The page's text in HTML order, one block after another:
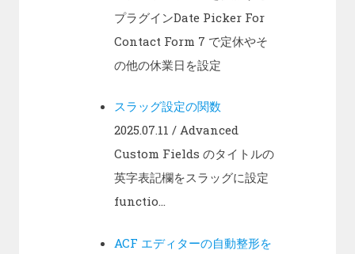
プラグインDate Picker For
Contact Form 7 で定休やそ
の他の休業日を設定
スラッグ設定の関数
2025.07.11 / Advanced
Custom Fields のタイトルの
英字表記欄をスラッグに設定
functio...
ACF エディターの自動整形を